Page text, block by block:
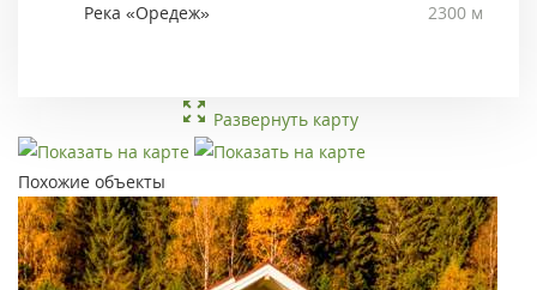
Река «Оредеж»
2300 м
Развернуть карту
Похожие объекты